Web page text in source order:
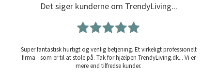
Det siger kunderne om TrendyLiving...
Super fantastisk hurtigt og venlig betjening. Et virkeligt professionelt
firma - som er til at stole på. Tak for hjælpen TrendyLiving.dk... Vi er
mere end tilfredse kunder.